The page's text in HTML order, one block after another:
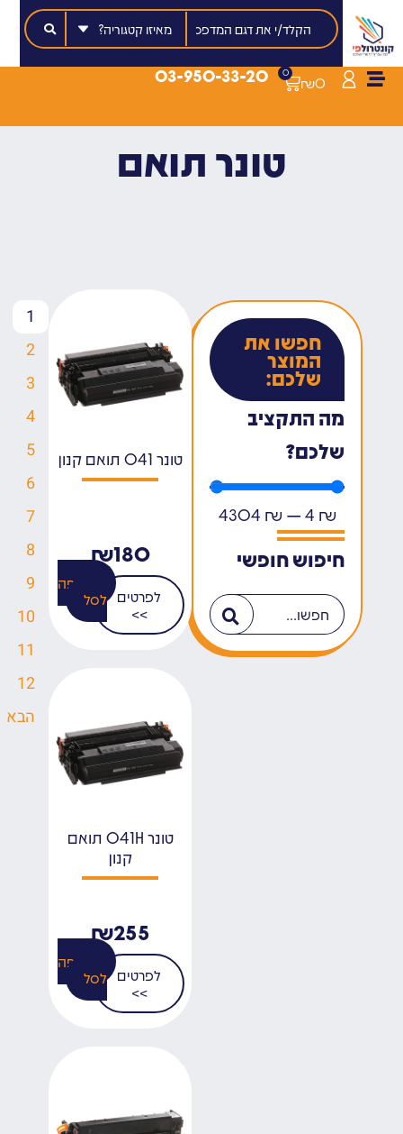
₪0
0
03-950-33-20
טונר תואם
חפשו את
המוצר
שלכם:
מה התקציב
שלכם?
₪
4
—
₪
4304
חיפוש חופשי
טונר 041 תואם קנון
₪180
לפרטים
>>
הוספה
לסל
טונר 041H תואם
קנון
₪255
לפרטים
>>
הוספה
לסל
1
2
3
4
5
6
7
8
9
10
11
12
הבא